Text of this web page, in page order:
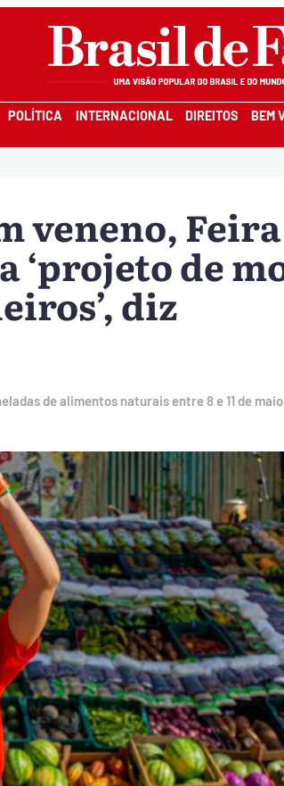
POLÍTICA INTERNACIONAL DIREITOS BEM
veneno,
‘projeto de
diz
de alimentos naturais entre 8 e 11 de